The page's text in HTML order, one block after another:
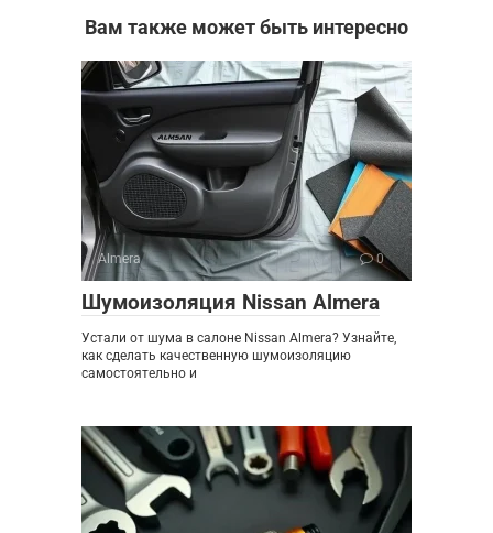
Вам также может быть интересно
Almera 0
Шумоизоляция Nissan Almera
Устали от шума в салоне Nissan Almera? Узнайте,
как сделать качественную шумоизоляцию
самостоятельно и